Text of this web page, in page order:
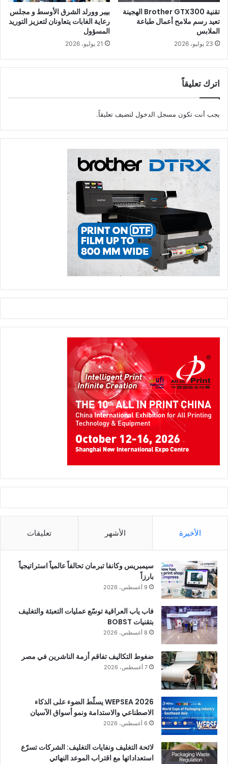
Motivate Media Group
إخطار المرشحات اللواتي تم اختيارهن ضمن القائمة المختصرة
بتاريخ 15 يوليو 2026، فيما تنطلق أول دفعة من البرنامج في 3
نظرة إلى المستقبل
ستنطلق الدفعة الأولى من البرنامج كمرحلة تجريبية، إلا أن الهدف
يتمثل في توسيع نطاق «PublisHer Pathways» ليتم اعتماده من
PublisHer بتطبيق البرنامج في أسواقهم المحلية.
وسيتم تقديم شهادات الدفعة الافتتاحية حضورياً خلال
Booksellers Conferenceفي 18 سبتمبر 2026.
تقنية Brother GTX300 الهجينة
تعيد رسم ملامح أعمال طباعة
الملابس
23 يوليو، 2026
بيبر وورلد الشرق الأوسط و مجلس
رعاية الغابات يتعاونان لتعزيز التوريد
المسؤول
21 يوليو، 2026
اترك تعليقاً
يجب أنت تكون مسجل الدخول لتضيف تعليقاً.
الأخيرة الأشهر تعليقات
سيمبريس وكانفا تبرمان تحالفاً عالمياً استراتيجياً
بارزاً
9 أغسطس، 2026
فاب ياب العراقية توسّع عمليات التعبئة والتغليف
بتقنيات BOBST
8 أغسطس، 2026
ضغوط التكاليف تفاقم أزمة الناشرين في مصر
7 أغسطس، 2026
WEPSEA 2026 يسلّط الضوء على الذكاء
الاصطناعي والاستدامة ونمو أسواق الآسيان
6 أغسطس، 2026
لائحة التغليف ونفايات التغليف: الشركات تسرّع
استعداداتها مع اقتراب الموعد النهائي